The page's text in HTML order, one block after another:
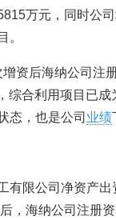
万元，同时公
。
资后海纳公司注
综合利用项目已成
态，也是公司 业绩
有限公司净资产出
，海纳公司注册